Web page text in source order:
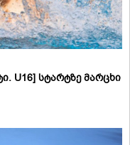
U16] სტარტზე მარცხი